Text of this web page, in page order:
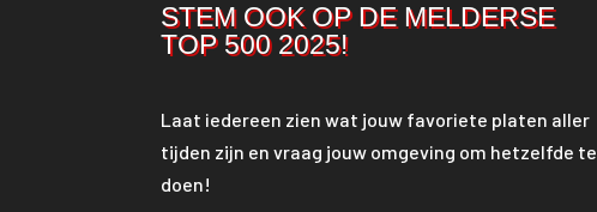
STEM OOK OP DE MELDERSE
TOP 500 2025!
Laat iedereen zien wat jouw favoriete platen aller
tijden zijn en vraag jouw omgeving om hetzelfde te
doen!